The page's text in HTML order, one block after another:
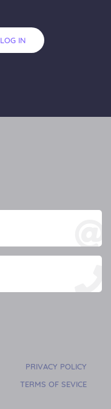
LOG IN
PRIVACY POLICY
TERMS OF SEVICE